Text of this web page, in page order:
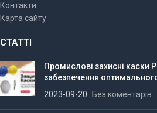
Контакти
Карта сайту
СТАТТІ
Промислові захисні каски
забезпечення
2023-09-20
Без коментарів